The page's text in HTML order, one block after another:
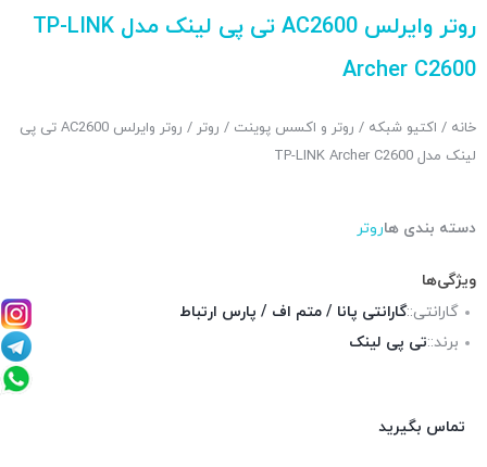
روتر وایرلس AC2600 تی پی لینک مدل TP-LINK
Archer C2600
خانه / اکتیو شبکه / روتر و اکسس پوینت / روتر
/ روتر وایرلس AC2600 تی پی
لینک مدل TP-LINK Archer C2600
دسته بندی هاروتر
ویژگی‌ها
گارانتی::گارانتی پانا / متم اف / پارس ارتباط
برند::تی پی لینک
تماس بگیرید